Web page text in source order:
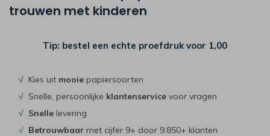
trouwen met kinderen
Tip: bestel een echte proefdruk voor 1,00
√ Kies uit mooie papiersoorten
√ Snelle, persoonlijke klantenservice voor vragen
√ Snelle levering
√ Betrouwbaar met cijfer 9+ door 9.850+ klanten